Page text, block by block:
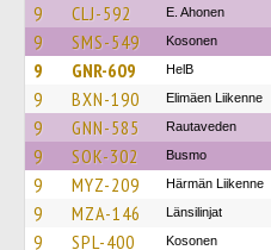
9 CLJ-592 E. Ahonen
9 SMS-549 Kosonen
9 GNR-609 HelB
9 BXN-190 Elimäen Liikenne
9 GNN-585 Rautaveden
9 SOK-302 Busmo
9 MYZ-209 Härmän Liikenne
9 MZA-146 Länsilinjat
9 SPL-400 Kosonen